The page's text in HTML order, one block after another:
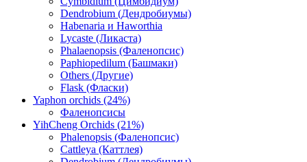
Dendrobium (Дендробиумы)
Habenaria и Haworthia
Lycaste (Ликаста)
Phalaenopsis (Фаленопсис)
Paphiopedilum (Башмаки)
Others (Другие)
Flask (Фласки)
Yaphon orchids (24%)
Фаленопсисы
YihCheng Orchids (21%)
Phalenopsis (Фаленопсис)
Cattleya (Каттлея)